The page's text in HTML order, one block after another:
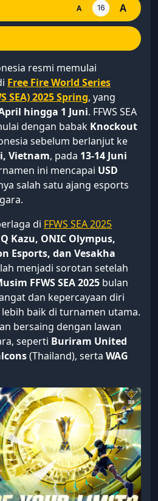
A 16 A
resmi memulai
Free Fire World Series
SEA) 2025 Spring, yang
hingga 1 Juni. FFWS SEA
dengan babak Knockout
sebelum berlanjut ke
Vietnam, pada 13-14 Juni
ini mencapai USD
salah satu ajang esports
di FFWS SEA 2025
Kazu, ONIC Olympus,
Esports, dan Vesakha
menjadi sorotan setelah
FFWS SEA 2025 bulan
dan kepercayaan diri
baik di turnamen utama.
bersaing dengan lawan
seperti Buriram United
(Thailand), serta WAG